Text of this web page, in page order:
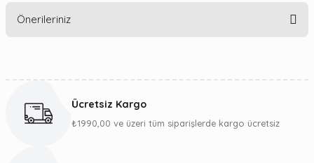
Önerileriniz
Görüş ve önerileriniz için teşekkür ederiz.
Ücretsiz Kargo
₺1990,00 ve üzeri tüm siparişlerde kargo ücretsiz